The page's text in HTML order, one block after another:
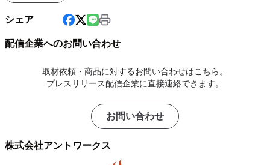
シェア
配信企業へのお問い合わせ
取材依頼・商品に対するお問い合わせはこちら。
プレスリリース配信企業に直接連絡できます。
お問い合わせ
株式会社アントワークス